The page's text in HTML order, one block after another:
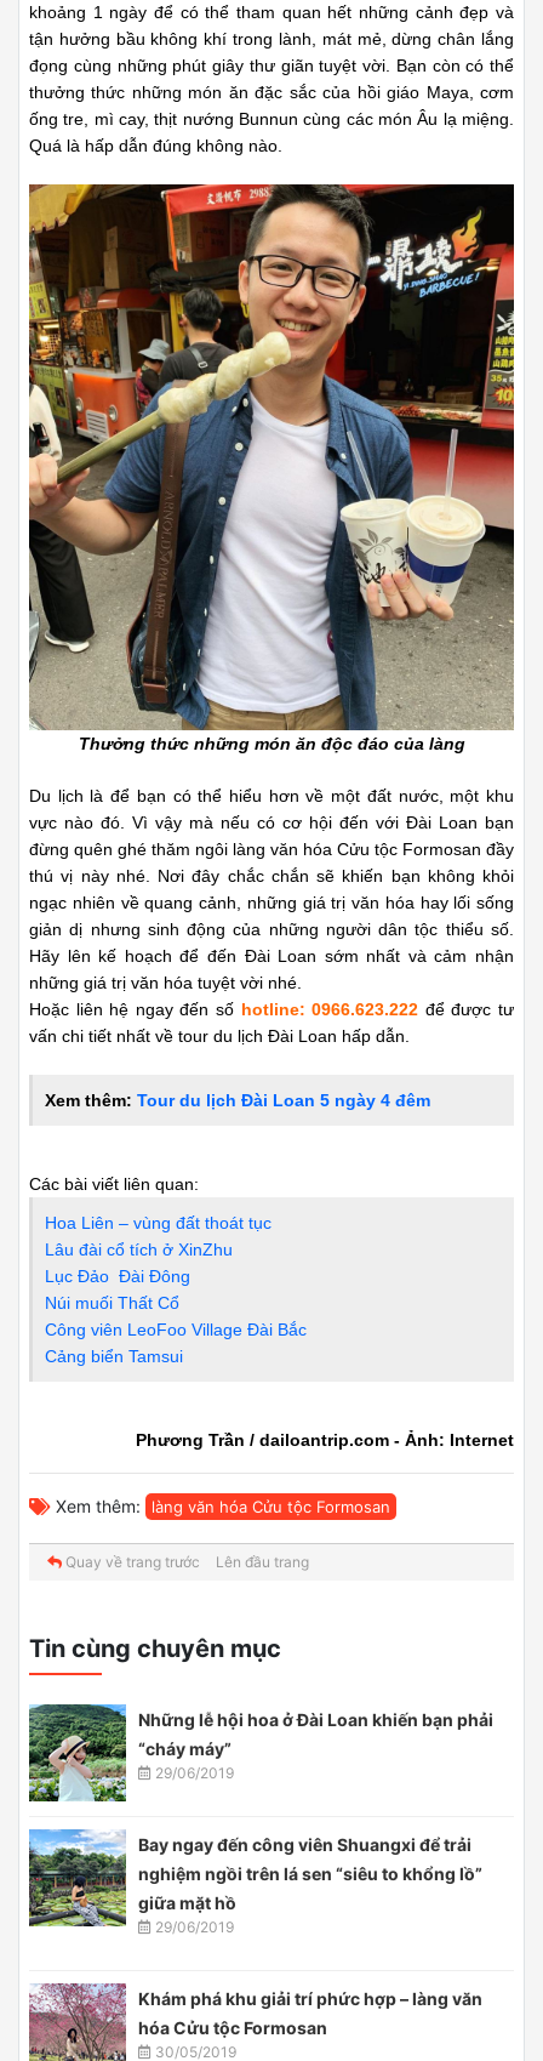
khoảng 1 ngày để có thể tham quan hết những cảnh đẹp và
tận hưởng bầu không khí trong lành, mát mẻ, dừng chân lắng
đọng cùng những phút giây thư giãn tuyệt vời. Bạn còn có thể
thưởng thức những món ăn đặc sắc của hồi giáo Maya, cơm
ống tre, mì cay, thịt nướng Bunnun cùng các món Âu lạ miệng.
Quá là hấp dẫn đúng không nào.
Thưởng thức những món ăn độc đáo của làng
Du lịch là để bạn có thể hiểu hơn về một đất nước, một khu
vực nào đó. Vì vậy mà nếu có cơ hội đến với Đài Loan bạn
đừng quên ghé thăm ngôi làng văn hóa Cửu tộc Formosan đầy
thú vị này nhé. Nơi đây chắc chắn sẽ khiến bạn không khỏi
ngạc nhiên về quang cảnh, những giá trị văn hóa hay lối sống
giản dị nhưng sinh động của những người dân tộc thiểu số.
Hãy lên kế hoạch để đến Đài Loan sớm nhất và cảm nhận
những giá trị văn hóa tuyệt vời nhé.
Hoặc liên hệ ngay đến số hotline: 0966.623.222 để được tư
vấn chi tiết nhất về tour du lịch Đài Loan hấp dẫn.
Xem thêm: Tour du lịch Đài Loan 5 ngày 4 đêm
Các bài viết liên quan:
Hoa Liên – vùng đất thoát tục
Lâu đài cổ tích ở XinZhu
Lục Đảo Đài Đông
Núi muối Thất Cổ
Công viên LeoFoo Village Đài Bắc
Cảng biển Tamsui
Phương Trần / dailoantrip.com - Ảnh: Internet
Xem thêm: làng văn hóa Cửu tộc Formosan
Quay về trang trước Lên đầu trang
Tin cùng chuyên mục
Những lễ hội hoa ở Đài Loan khiến bạn phải
“cháy máy”
29/06/2019
Bay ngay đến công viên Shuangxi để trải
nghiệm ngồi trên lá sen “siêu to khổng lồ”
giữa mặt hồ
29/06/2019
Khám phá khu giải trí phức hợp – làng văn
hóa Cửu tộc Formosan
30/05/2019